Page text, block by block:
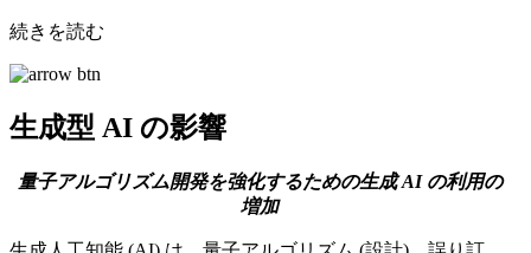
続きを読む
生成型 AI の影響
量子アルゴリズム開発を強化するための生成 AI の利用の
増加